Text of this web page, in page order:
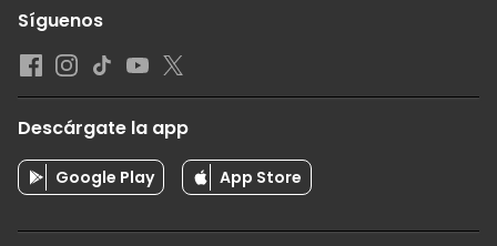
Síguenos
Descárgate la app
Google Play App Store